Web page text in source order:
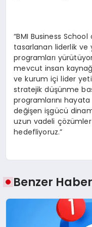
“BMI Business
tasarlanan liderlik ve
programları
mevcut insan
ve kurum içi lider
stratejik düşünme
programlarını
değişen işgücü
uzun vadeli
hedefliyoruz.”
Benzer